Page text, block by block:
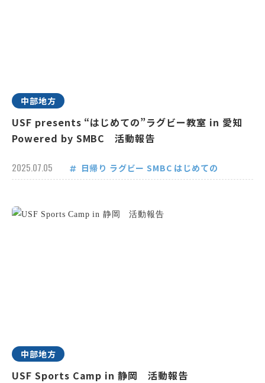
中部地方
USF presents “はじめての”ラグビー教室 in 愛知
Powered by SMBC 活動報告
2025.07.05 日帰り ラグビー SMBC はじめての
中部地方
USF Sports Camp in 静岡 活動報告